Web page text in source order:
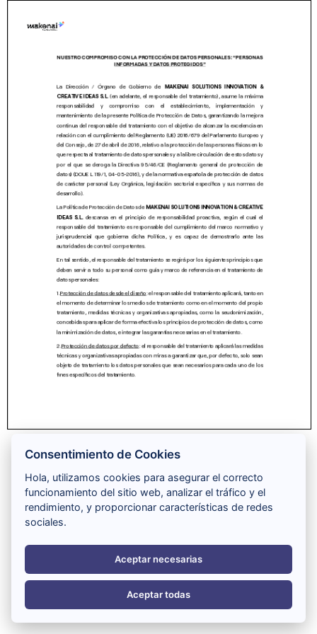
Consentimiento de Cookies
Hola, utilizamos cookies para asegurar el correcto
funcionamiento del sitio web, analizar el tráfico y el
rendimiento, y proporcionar características de redes
sociales.
Aceptar necesarias
Aceptar todas